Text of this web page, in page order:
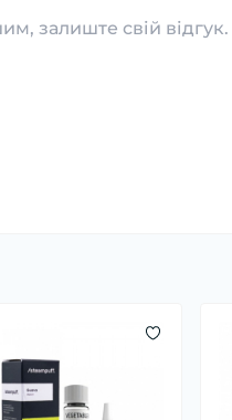
залиште свій відгук.